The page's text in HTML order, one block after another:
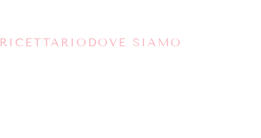
RICETTARIO DOVE SIAMO